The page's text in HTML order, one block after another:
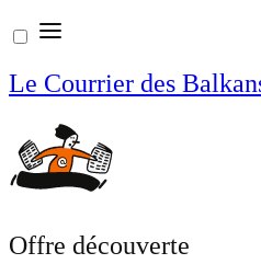
Aller
au
contenu
Le Courrier des
Offre découverte